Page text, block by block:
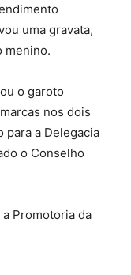
uma gravata,
menino.
o garoto
nos dois
para a Delegacia
o Conselho
Promotoria da